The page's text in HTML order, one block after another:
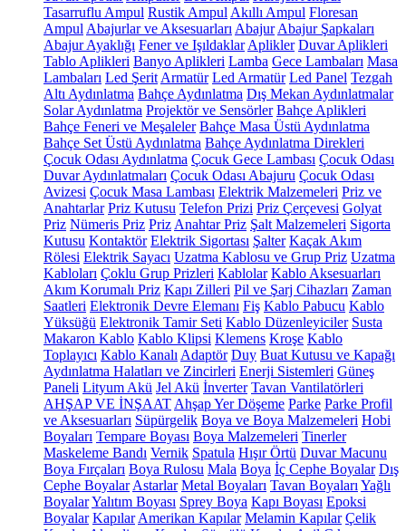
Tasarruflu Ampul Rustik Ampul Akıllı Ampul Floresan
Ampul Abajurlar ve Aksesuarları Abajur Abajur Şapkaları
Abajur Ayaklığı Fener ve Işıldaklar Aplikler Duvar Aplikleri
Tablo Aplikleri Banyo Aplikleri Lamba Gece Lambaları Masa
Lambaları Led Şerit Armatür Led Armatür Led Panel Tezgah
Altı Aydınlatma Bahçe Aydınlatma Dış Mekan Aydınlatmalar
Solar Aydınlatma Projektör ve Sensörler Bahçe Aplikleri
Bahçe Feneri ve Meşaleler Bahçe Masa Üstü Aydınlatma
Bahçe Set Üstü Aydınlatma Bahçe Aydınlatma Direkleri
Çocuk Odası Aydınlatma Çocuk Gece Lambası Çocuk Odası
Duvar Aydınlatmaları Çocuk Odası Abajuru Çocuk Odası
Avizesi Çocuk Masa Lambası Elektrik Malzemeleri Priz ve
Anahtarlar Priz Kutusu Telefon Prizi Priz Çerçevesi Golyat
Priz Nümeris Priz Priz Anahtar Priz Şalt Malzemeleri Sigorta
Kutusu Kontaktör Elektrik Sigortası Şalter Kaçak Akım
Rölesi Elektrik Sayacı Uzatma Kablosu ve Grup Priz Uzatma
Kabloları Çoklu Grup Prizleri Kablolar Kablo Aksesuarları
Akım Korumalı Priz Kapı Zilleri Pil ve Şarj Cihazları Zaman
Saatleri Elektronik Devre Elemanı Fiş Kablo Pabucu Kablo
Yüksüğü Elektronik Tamir Seti Kablo Düzenleyiciler Susta
Makaron Kablo Kablo Klipsi Klemens Kroşe Kablo
Toplayıcı Kablo Kanalı Adaptör Duy Buat Kutusu ve Kapağı
Aydınlatma Halatları ve Zincirleri Enerji Sistemleri Güneş
Paneli Lityum Akü Jel Akü İnverter Tavan Vantilatörleri
AHŞAP VE İNŞAAT Ahşap Yer Döşeme Parke Parke Profil
ve Aksesuarları Süpürgelik Boya ve Boya Malzemeleri Hobi
Boyaları Tempare Boyası Boya Malzemeleri Tinerler
Maskeleme Bandı Vernik Spatula Hışır Örtü Duvar Macunu
Boya Fırçaları Boya Rulosu Mala Boya İç Cephe Boyalar Dış
Cephe Boyalar Astarlar Metal Boyaları Tavan Boyaları Yağlı
BoyalarYalıtım Boyası Sprey Boya Kapı Boyası Epoksi
Boyalar Kapılar Amerikan Kapılar Melamin Kapılar Çelik